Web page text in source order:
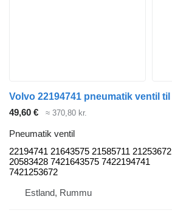
49,60 € ≈ 370,80 kr.
Pneumatik ventil
22194741 21643575 21585711 21253672
20583428 7421643575 7422194741
7421253672
Estland, Rummu